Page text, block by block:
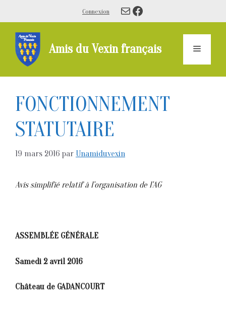
contenu
Connexion E-mailFacebook
Amis du Vexin français Menu
FONCTIONNEMENT
STATUTAIRE
19 mars 2016 par Unamiduvexin
Avis simplifié relatif à l’organisation de l’AG
ASSEMBLÉE GÉNÉRALE
Samedi 2 avril 2016
Château de GADANCOURT